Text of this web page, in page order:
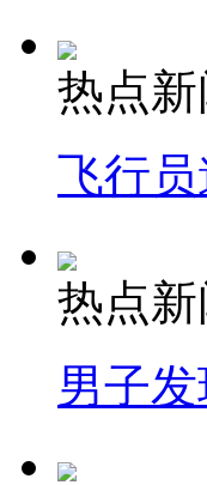
热点新
飞行
热点新
男子